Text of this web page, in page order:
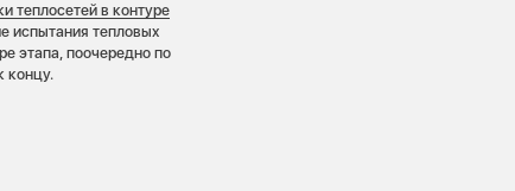
теплосетей в контуре
испытания тепловых
этапа, поочередно по
концу.